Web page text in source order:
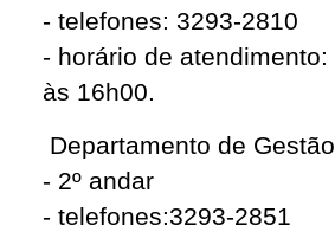
- telefones: 3293-2810
- horário de
às 16h00.
Departamento de
- 2º andar
- telefones:3293-2851